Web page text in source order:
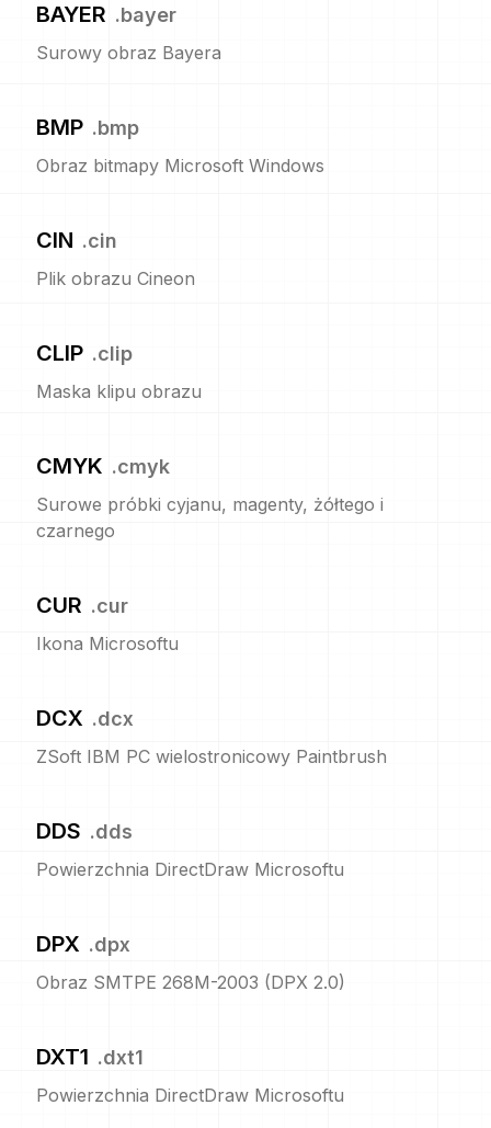
BAYER .bayer
Surowy obraz Bayera
BMP .bmp
Obraz bitmapy Microsoft Windows
CIN .cin
Plik obrazu Cineon
CLIP .clip
Maska klipu obrazu
CMYK .cmyk
Surowe próbki cyjanu, magenty, żółtego i
czarnego
CUR .cur
Ikona Microsoftu
DCX .dcx
ZSoft IBM PC wielostronicowy Paintbrush
DDS .dds
Powierzchnia DirectDraw Microsoftu
DPX .dpx
Obraz SMTPE 268M-2003 (DPX 2.0)
DXT1 .dxt1
Powierzchnia DirectDraw Microsoftu